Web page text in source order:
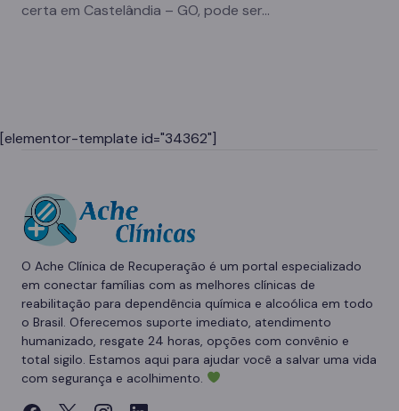
certa em Castelândia – GO, pode ser…
[elementor-template id="34362"]
O Ache Clínica de Recuperação é um portal especializado
em conectar famílias com as melhores clínicas de
reabilitação para dependência química e alcoólica em todo
o Brasil. Oferecemos suporte imediato, atendimento
humanizado, resgate 24 horas, opções com convênio e
total sigilo. Estamos aqui para ajudar você a salvar uma vida
com segurança e acolhimento.